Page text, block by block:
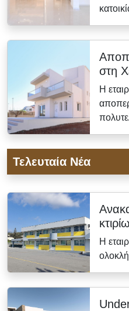
στη
Η
Τελευταία Νέα
Η